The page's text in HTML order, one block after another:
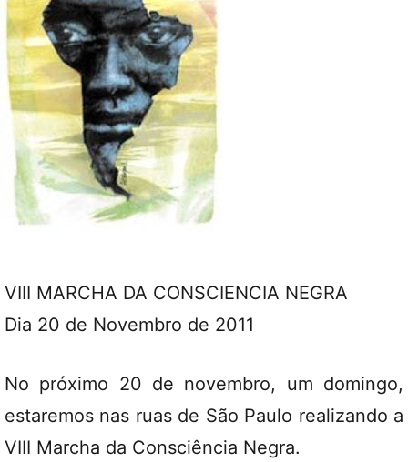
VIII MARCHA DA CONSCIENCIA NEGRA
Dia 20 de Novembro de 2011
No próximo 20 de novembro, um domingo,
estaremos nas ruas de São Paulo realizando a
VIII Marcha da Consciência Negra.